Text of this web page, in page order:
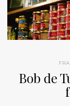
Bob de